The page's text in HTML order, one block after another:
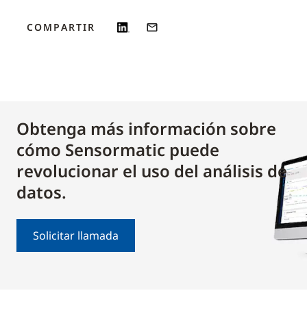
COMPARTIR
Obtenga más información sobre
cómo Sensormatic puede
revolucionar el uso del análisis de
datos.
Solicitar llamada